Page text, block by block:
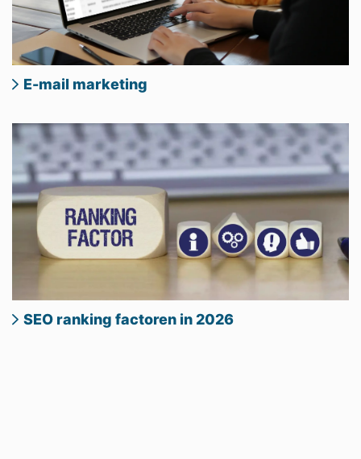
E-mail marketing
SEO ranking factoren in 2026